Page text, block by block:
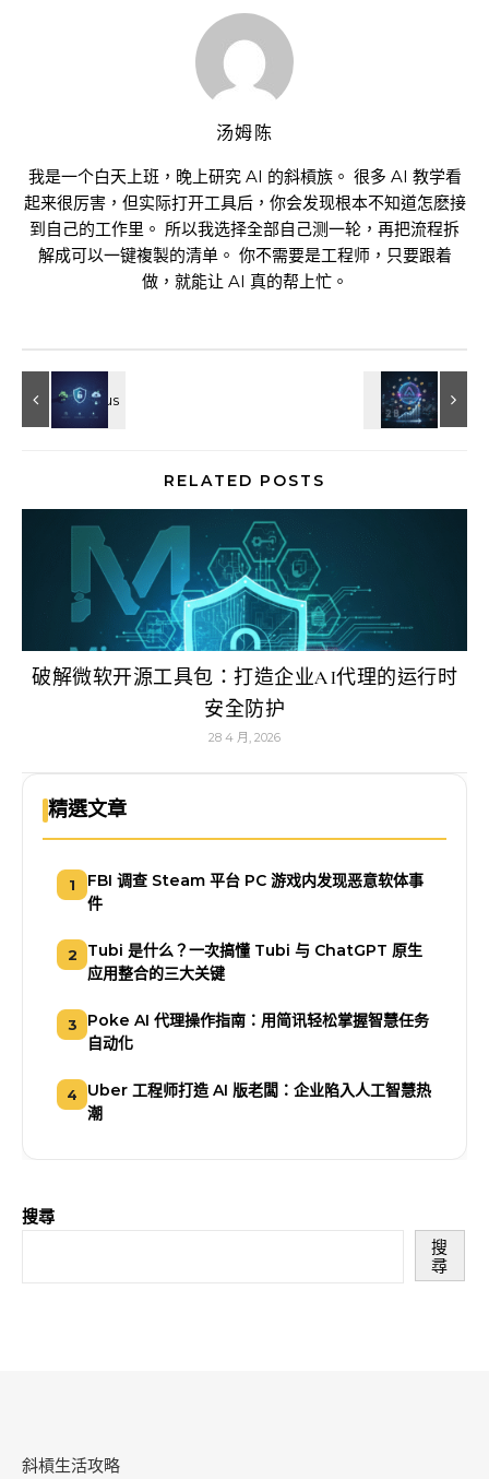
汤姆陈
我是一个白天上班，晚上研究 AI 的斜槓族。 很多 AI 教学看
起来很厉害，但实际打开工具后，你会发现根本不知道怎麽接
到自己的工作里。 所以我选择全部自己测一轮，再把流程拆
解成可以一键複製的清单。 你不需要是工程师，只要跟着
做，就能让 AI 真的帮上忙。
RELATED POSTS
破解微软开源工具包：打造企业AI代理的运行时
安全防护
28 4 月, 2026
精選文章
1
FBI 调查 Steam 平台 PC 游戏内发现恶意软体事
件
2
Tubi 是什么？一次搞懂 Tubi 与 ChatGPT 原生
应用整合的三大关键
3
Poke AI 代理操作指南：用简讯轻松掌握智慧任务
自动化
4
Uber 工程师打造 AI 版老闆：企业陷入人工智慧热
潮
搜尋
搜
尋
斜槓生活攻略